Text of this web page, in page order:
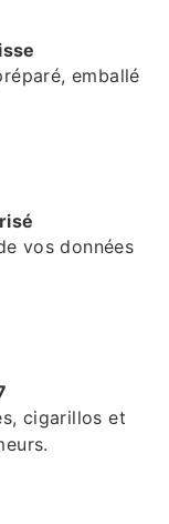
emballé
vos données
cigarillos et